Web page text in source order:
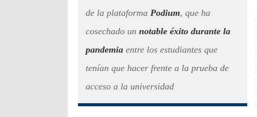
de la plataforma Podium, que ha
cosechado un notable éxito durante la
pandemia entre los estudiantes que
tenían que hacer frente a la prueba de
acceso a la universidad